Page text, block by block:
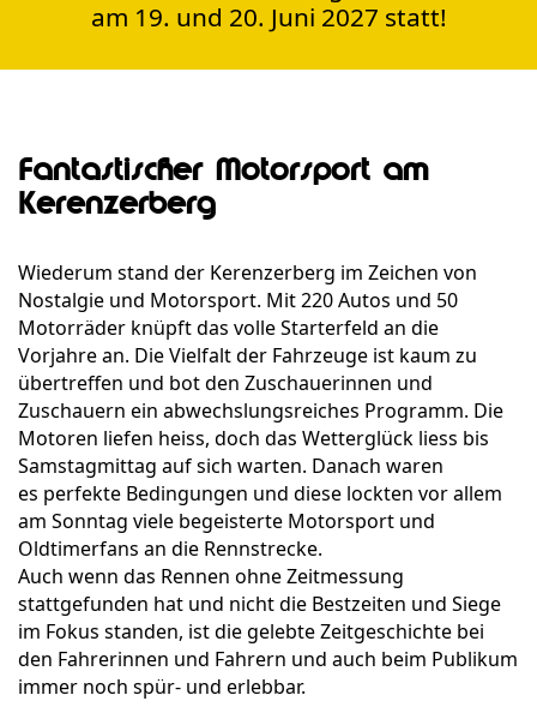
am 19. und 20. Juni 2027 statt!
Fantastischer Motorsport am
Kerenzerberg
Wiederum stand der Kerenzerberg im Zeichen von
Nostalgie und Motorsport. Mit 220 Autos und 50
Motorräder knüpft das volle Starterfeld an die
Vorjahre an. Die Vielfalt der Fahrzeuge ist kaum zu
übertreffen und bot den Zuschauerinnen und
Zuschauern ein abwechslungsreiches Programm. Die
Motoren liefen heiss, doch das Wetterglück liess bis
Samstagmittag auf sich warten. Danach waren
es perfekte Bedingungen und diese lockten vor allem
am Sonntag viele begeisterte Motorsport und
Oldtimerfans an die Rennstrecke.
Auch wenn das Rennen ohne Zeitmessung
stattgefunden hat und nicht die Bestzeiten und Siege
im Fokus standen, ist die gelebte Zeitgeschichte bei
den Fahrerinnen und Fahrern und auch beim Publikum
immer noch spür- und erlebbar.